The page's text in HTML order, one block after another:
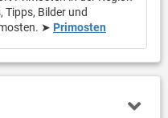
Tipps, Bilder und
➤ Primosten